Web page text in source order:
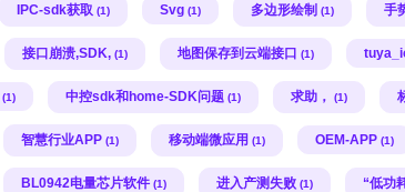
IPC-sdk获取 (1) Svg (1) 多边形绘制 (1) 手
接口崩溃,SDK, (1) 地图保存到云端接口 (1)
(1) 中控sdk和home-SDK问题 (1) 求助， (1)
智慧行业APP (1) 移动端微应用 (1) OEM-APP (1)
BL0942电量芯片软件 (1) 进入产测失败 (1) “低功